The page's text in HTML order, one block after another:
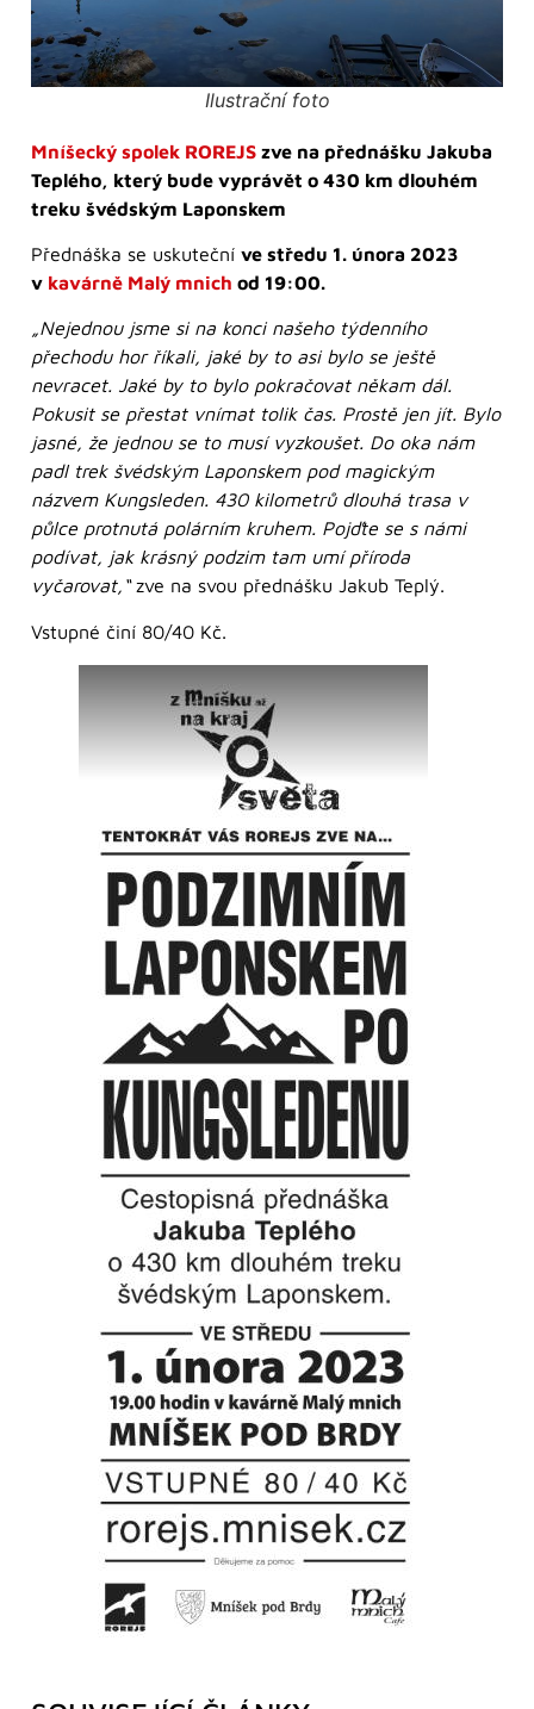
Ilustrační foto
Mníšecký spolek ROREJS zve na přednášku Jakuba
Teplého, který bude vyprávět o 430 km dlouhém
treku švédským Laponskem
Přednáška se uskuteční ve středu 1. února 2023
v kavárně Malý mnich od 19:00.
„Nejednou jsme si na konci našeho týdenního
přechodu hor říkali, jaké by to asi bylo se ještě
nevracet. Jaké by to bylo pokračovat někam dál.
Pokusit se přestat vnímat tolik čas. Prostě jen jít. Bylo
jasné, že jednou se to musí vyzkoušet. Do oka nám
padl trek švédským Laponskem pod magickým
názvem Kungsleden. 430 kilometrů dlouhá trasa v
půlce protnutá polárním kruhem. Pojďte se s námi
podívat, jak krásný podzim tam umí příroda
vyčarovat,“zve na svou přednášku Jakub Teplý.
Vstupné činí 80/40 Kč.